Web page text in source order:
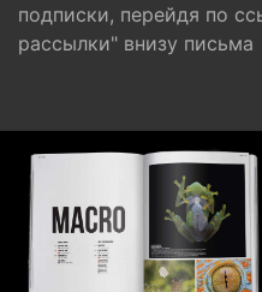
подписки, перейдя по
рассылки" внизу письма